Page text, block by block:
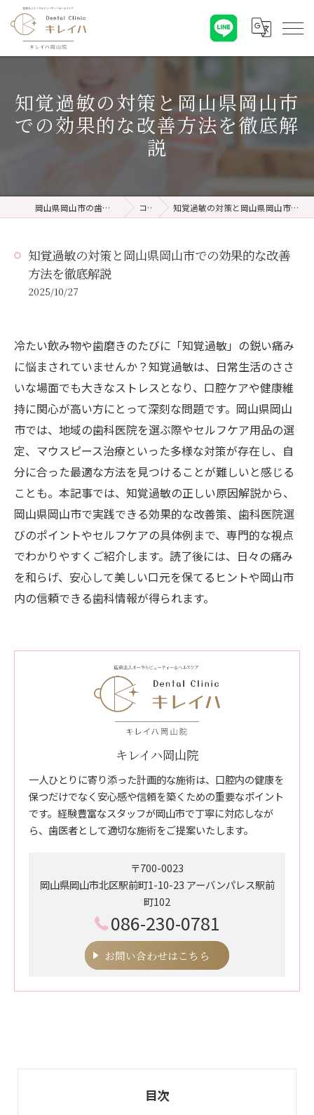
知覚過敏の対策と岡山県岡山市
での効果的な改善方法を徹底解
説
岡山県岡山市の歯医者ならキレイハ岡山院 コラム 知覚過敏の対策と岡山県岡山市での効果的な改善方法を徹底解説
知覚過敏の対策と岡山県岡山市での効果的な改善
方法を徹底解説
2025/10/27
冷たい飲み物や歯磨きのたびに「知覚過敏」の鋭い痛み
に悩まされていませんか？知覚過敏は、日常生活のささ
いな場面でも大きなストレスとなり、口腔ケアや健康維
持に関心が高い方にとって深刻な問題です。岡山県岡山
市では、地域の歯科医院を選ぶ際やセルフケア用品の選
定、マウスピース治療といった多様な対策が存在し、自
分に合った最適な方法を見つけることが難しいと感じる
ことも。本記事では、知覚過敏の正しい原因解説から、
岡山県岡山市で実践できる効果的な改善策、歯科医院選
びのポイントやセルフケアの具体例まで、専門的な視点
でわかりやすくご紹介します。読了後には、日々の痛み
を和らげ、安心して美しい口元を保てるヒントや岡山市
内の信頼できる歯科情報が得られます。
キレイハ岡山院
一人ひとりに寄り添った計画的な施術は、口腔内の健康を
保つだけでなく安心感や信頼を築くための重要なポイント
です。経験豊富なスタッフが岡山市で丁寧に対応しなが
ら、歯医者として適切な施術をご提案いたします。
〒700-0023
岡山県岡山市北区駅前町1-10-23 アーバンパレス駅前
町102
086-230-0781
お問い合わせはこちら
目次